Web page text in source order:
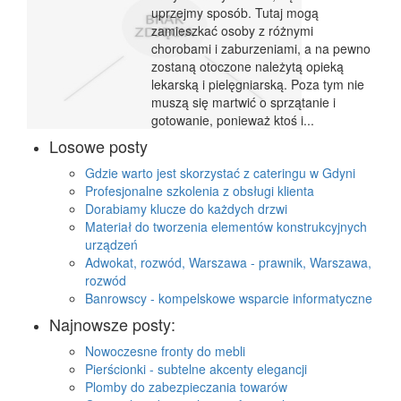
uprzejmy sposób. Tutaj mogą
zamieszkać osoby z różnymi
chorobami i zaburzeniami, a na pewno
zostaną otoczone należytą opieką
lekarską i pielęgniarską. Poza tym nie
muszą się martwić o sprzątanie i
gotowanie, ponieważ ktoś i...
Losowe posty
Gdzie warto jest skorzystać z cateringu w Gdyni
Profesjonalne szkolenia z obsługi klienta
Dorabiamy klucze do każdych drzwi
Materiał do tworzenia elementów konstrukcyjnych
urządzeń
Adwokat, rozwód, Warszawa - prawnik, Warszawa,
rozwód
Banrowscy - kompelskowe wsparcie informatyczne
Najnowsze posty:
Nowoczesne fronty do mebli
Pierścionki - subtelne akcenty elegancji
Plomby do zabezpieczania towarów